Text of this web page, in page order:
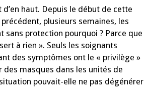
d’en haut. Depuis le début de cette
plusieurs semaines, les
sans protection pourquoi ? Parce que
à rien ». Seuls les soignants
des symptômes ont le « privilège »
des masques dans les unités de
pouvait-elle ne pas dégénérer